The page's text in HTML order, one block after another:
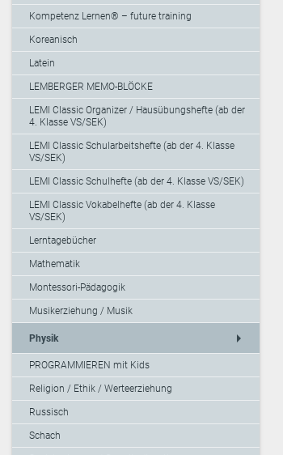
Kompetenz Lernen® – future training
Koreanisch
Latein
LEMBERGER MEMO-BLÖCKE
LEMI Classic Organizer / Hausübungshefte (ab der
4. Klasse VS/SEK)
LEMI Classic Schularbeitshefte (ab der 4. Klasse
VS/SEK)
LEMI Classic Schulhefte (ab der 4. Klasse VS/SEK)
LEMI Classic Vokabelhefte (ab der 4. Klasse
VS/SEK)
Lerntagebücher
Mathematik
Montessori-Pädagogik
Musikerziehung / Musik
Physik arrow_right
PROGRAMMIEREN mit Kids
Religion / Ethik / Werteerziehung
Russisch
Schach